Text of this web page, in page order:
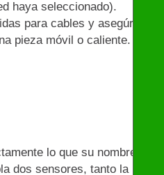
haya seleccionado).
para cables y asegúrese
pieza móvil o caliente.
lo que su nombre
dos sensores, tanto la